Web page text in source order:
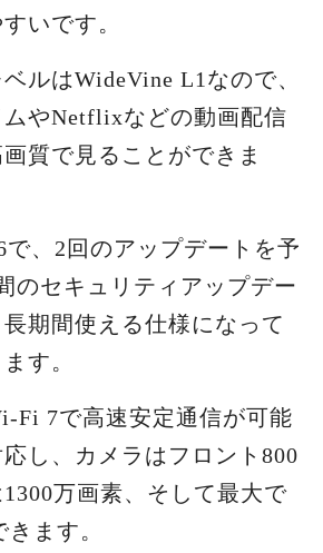
いです。
ルはWideVine L1なので、
ムやNetflixなどの動画配信
質で見ることができま
で、2回のアップデートを予
のセキュリティアップデー
長期間使える仕様になって
す。
Fi 7で高速安定通信が可能
し、カメラはフロント800
万画素、そして最大で
ます。